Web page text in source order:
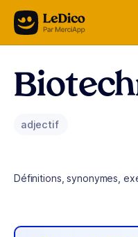
Aller au contenu
adjectif
Définitions, synonymes,